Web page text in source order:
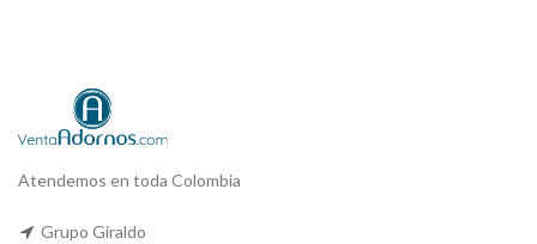
Atendemos en toda Colombia
Grupo Giraldo